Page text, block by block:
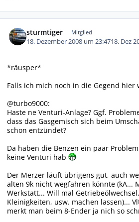
sturmtiger Mitglied
18. Dezember 2008 um 23:4718. Dez
*räusper*
Falls ich mich noch in die Gegend hier
@turbo9000:
Haste ne Venturi-Anlage? Ggf.
dass das Gasgemisch sich beim
schon entzündet?
Da haben die Benzen ein paar
keine Venturi hab
Der Merzer läuft übrigens gut, auch
alten 9k nicht wegfahren könnte (kA...
Werkstatt... Will mal
Kleinigkeiten, usw. machen lassen)...
merkt man beim 8-Ender ja nich so